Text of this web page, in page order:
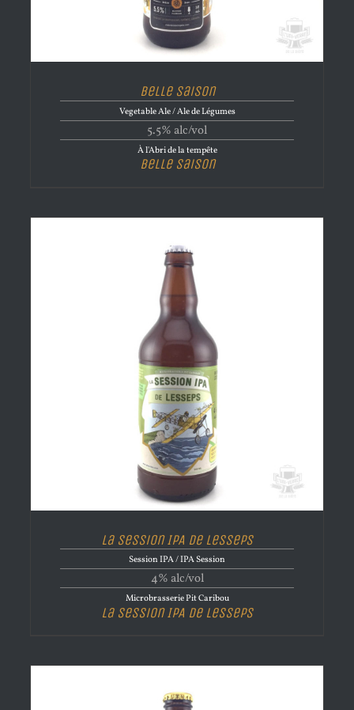
Belle Saison
Vegetable Ale / Ale de Légumes
5.5% alc/vol
À l'Abri de la tempête
Belle Saison
La Session IPA de Lesseps
Session IPA / IPA Session
4% alc/vol
Microbrasserie Pit Caribou
La Session IPA de Lesseps